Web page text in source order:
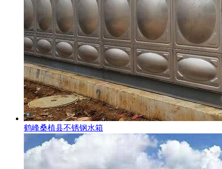
鹤峰桑植县不锈钢水箱